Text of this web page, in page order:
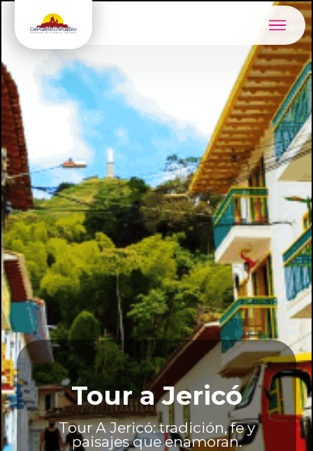
Tour a Jericó
Tour A Jericó: tradición, fe y
paisajes que enamoran.